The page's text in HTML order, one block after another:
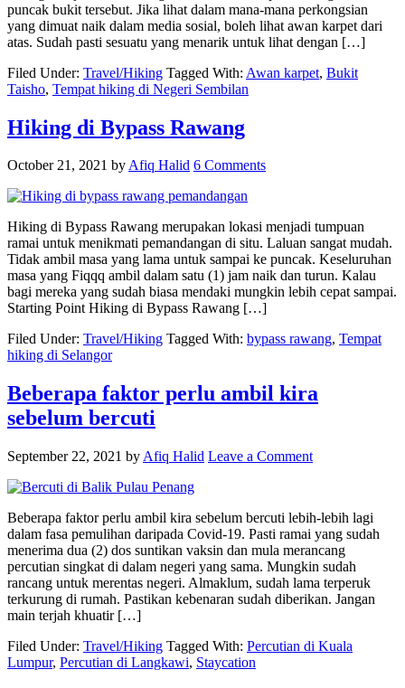
puncak bukit tersebut. Jika lihat dalam mana-mana perkongsian
yang dimuat naik dalam media sosial, boleh lihat awan karpet dari
atas. Sudah pasti sesuatu yang menarik untuk lihat dengan […]
Filed Under: Travel/Hiking Tagged With: Awan karpet, Bukit
Taisho, Tempat hiking di Negeri Sembilan
Hiking di Bypass Rawang
October 21, 2021 byAfiq Halid 6 Comments
Hiking di Bypass Rawang merupakan lokasi menjadi tumpuan
ramai untuk menikmati pemandangan di situ. Laluan sangat mudah.
Tidak ambil masa yang lama untuk sampai ke puncak. Keseluruhan
masa yang Fiqqq ambil dalam satu (1) jam naik dan turun. Kalau
bagi mereka yang sudah biasa mendaki mungkin lebih cepat sampai.
Starting Point Hiking di Bypass Rawang […]
Filed Under: Travel/Hiking Tagged With: bypass rawang, Tempat
hiking di Selangor
Beberapa faktor perlu ambil kira
sebelum bercuti
September 22, 2021 by Afiq Halid Leave a Comment
Beberapa faktor perlu ambil kira sebelum bercuti lebih-lebih lagi
dalam fasa pemulihan daripada Covid-19. Pasti ramai yang sudah
menerima dua (2) dos suntikan vaksin dan mula merancang
percutian singkat di dalam negeri yang sama. Mungkin sudah
rancang untuk merentas negeri. Almaklum, sudah lama terperuk
terkurung di rumah. Pastikan kebenaran sudah diberikan. Jangan
main terjah khuatir […]
Filed Under: Travel/Hiking Tagged With: Percutian di Kuala
Lumpur, Percutian di Langkawi, Staycation